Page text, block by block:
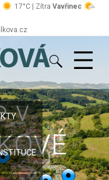
17°C | Zítra Vavřinec
v